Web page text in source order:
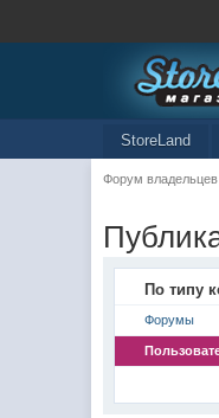
StoreLand
Форум владельцев
По типу
Форумы